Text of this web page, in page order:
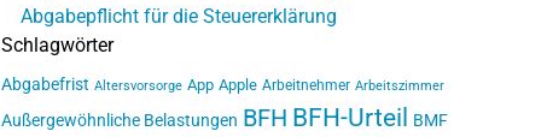
Abgabepflicht für die Steuererklärung
Schlagwörter
Abgabefrist Altersvorsorge App Apple Arbeitnehmer Arbeitszimmer
Außergewöhnliche Belastungen BFH BFH-Urteil BMF